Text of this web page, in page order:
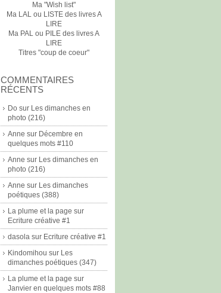
Ma "Wish list"
Ma LAL ou LISTE des livres A
LIRE
Ma PAL ou PILE des livres A
LIRE
Titres "coup de coeur"
COMMENTAIRES
RÉCENTS
Do sur Les dimanches en
photo (216)
Anne sur Décembre en
quelques mots #110
Anne sur Les dimanches en
photo (216)
Anne sur Les dimanches
poétiques (388)
La plume et la page sur
Ecriture créative #1
dasola sur Ecriture créative #1
Kindomihou sur Les
dimanches poétiques (347)
La plume et la page sur
Janvier en quelques mots #88